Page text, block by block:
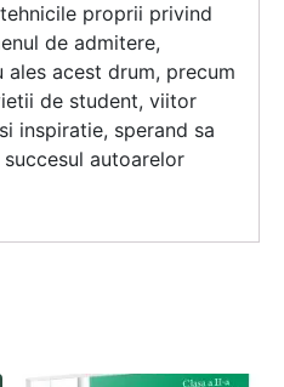
proprii privind
de admitere,
acest drum, precum
de student, viitor
inspiratie, sperand sa
autoarelor